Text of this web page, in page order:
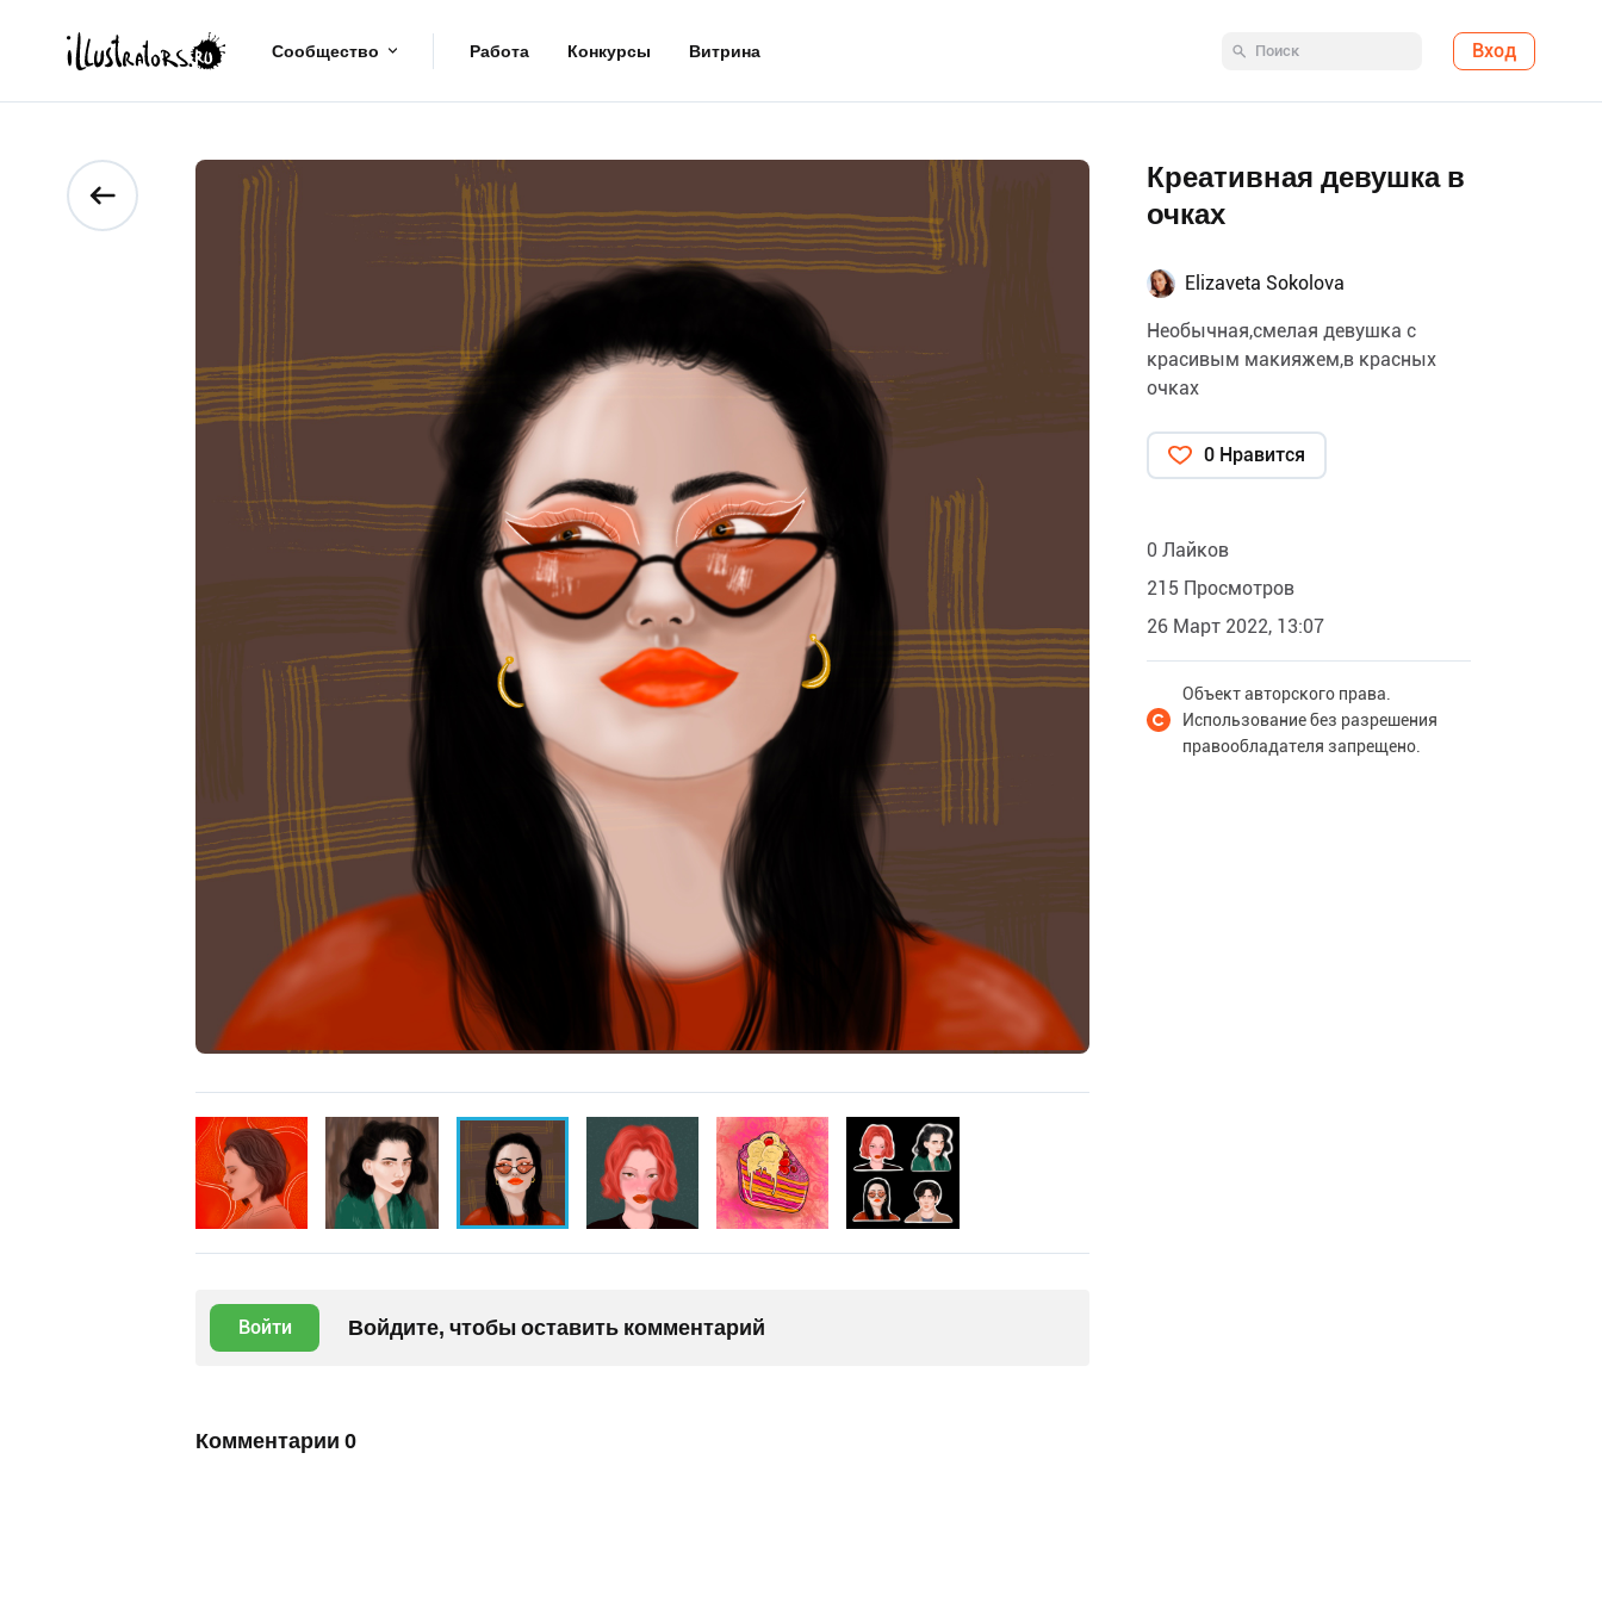
Сообщество Работа Конкурсы Витрина Вход
Войти Войдите, чтобы оставить комментарий
Комментарии 0
Креативная девушка в
очках
Elizaveta Sokolova
Необычная,смелая девушка с
красивым макияжем,в красных
очках
0 Нравится
0 Лайков
215 Просмотров
26 Март 2022, 13:07
Объект авторского права.
Использование без разрешения
правообладателя запрещено.